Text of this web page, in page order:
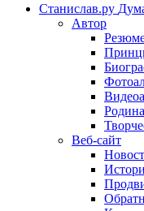
Станислав.ру
Автор
Родина
Веб-сайт